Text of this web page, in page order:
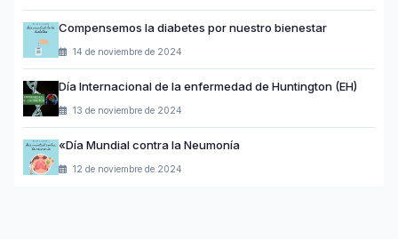
Compensemos la diabetes por nuestro bienestar
14 de noviembre de 2024
Día Internacional de la enfermedad de Huntington (EH)
13 de noviembre de 2024
«Día Mundial contra la Neumonía
12 de noviembre de 2024